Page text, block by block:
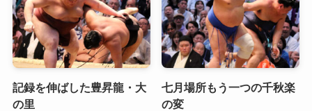
記録を伸ばした豊昇龍・大
の里
七月場所もう一つの千秋楽
の変